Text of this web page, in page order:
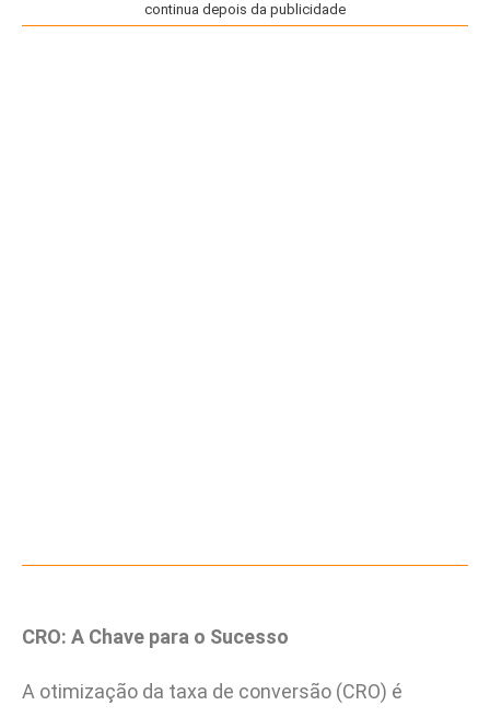
continua depois da publicidade
CRO: A Chave para o Sucesso
A otimização da taxa de conversão (CRO) é